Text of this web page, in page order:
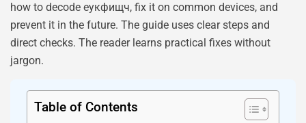
how to decode еукфищч, fix it on common devices, and
prevent it in the future. The guide uses clear steps and
direct checks. The reader learns practical fixes without
jargon.
Table of Contents